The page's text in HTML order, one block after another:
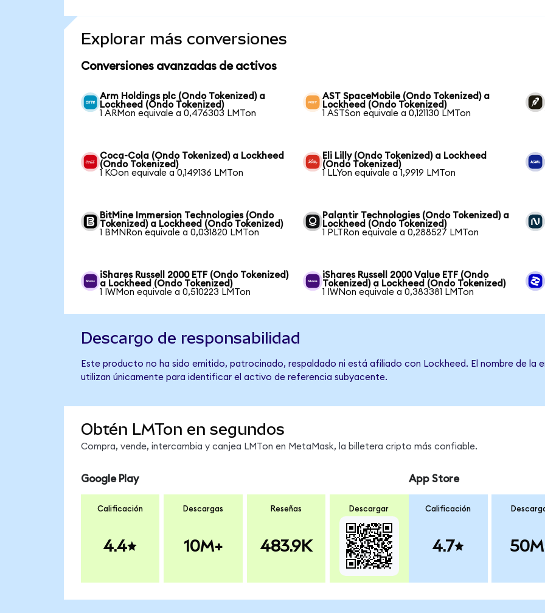
Explorar más conversiones
Conversiones avanzadas de activos
Arm Holdings plc (Ondo Tokenized) a
Lockheed (Ondo Tokenized)
1 ARMon equivale a 0,476303 LMTon
AST SpaceMobile (Ondo Tokenized) a
Lockheed (Ondo Tokenized)
1 ASTSon equivale a 0,121130 LMTon
Coca-Cola (Ondo Tokenized) a Lockheed
(Ondo Tokenized)
1 KOon equivale a 0,149136 LMTon
Eli Lilly (Ondo Tokenized) a Lockheed
(Ondo Tokenized)
1 LLYon equivale a 1,9919 LMTon
BitMine Immersion Technologies (Ondo
Tokenized) a Lockheed (Ondo Tokenized)
1 BMNRon equivale a 0,031820 LMTon
Palantir Technologies (Ondo Tokenized) a
Lockheed (Ondo Tokenized)
1 PLTRon equivale a 0,288527 LMTon
iShares Russell 2000 ETF (Ondo Tokenized)
a Lockheed (Ondo Tokenized)
1 IWMon equivale a 0,510223 LMTon
iShares Russell 2000 Value ETF (Ondo
Tokenized) a Lockheed (Ondo Tokenized)
1 IWNon equivale a 0,383381 LMTon
Descargo de responsabilidad
Este producto no ha sido emitido, patrocinado, respaldado ni está afiliado con Lockheed. El nombre de la
utilizan únicamente para identificar el activo de referencia subyacente.
Obtén LMTon en segundos
Compra, vende, intercambia y canjea LMTon en MetaMask, la billetera cripto más confiable.
Google Play
Calificación
4.4
Descargas
10M+
Reseñas
483.9K
Descargar
App Store
Calificación
4.7